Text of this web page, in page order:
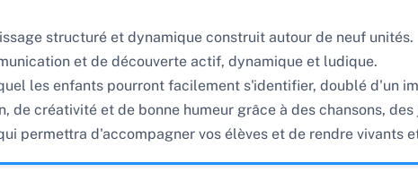
structuré et dynamique construit autour de neuf unités.
et de découverte actif, dynamique et ludique.
les enfants pourront facilement s'identifier, doublé d'un
de créativité et de bonne humeur grâce à des chansons,
permettra d'accompagner vos élèves et de rendre vivants